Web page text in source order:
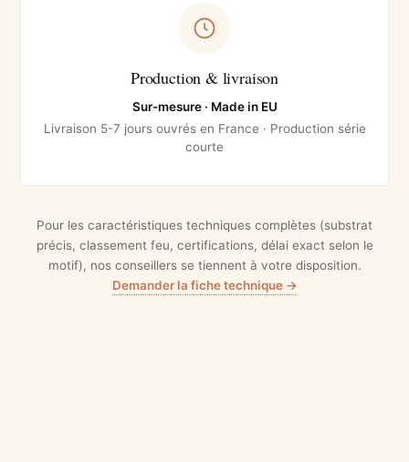
Production & livraison
Sur-mesure · Made in EU
Livraison 5-7 jours ouvrés en France · Production série
courte
Pour les caractéristiques techniques complètes (substrat
précis, classement feu, certifications, délai exact selon le
motif), nos conseillers se tiennent à votre disposition.
Demander la fiche technique →